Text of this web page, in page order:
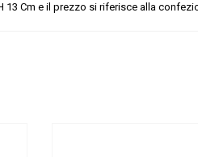
Cm e il prezzo si riferisce alla